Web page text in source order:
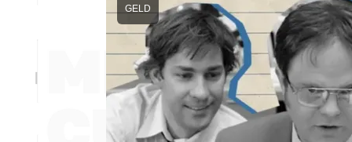
GELD